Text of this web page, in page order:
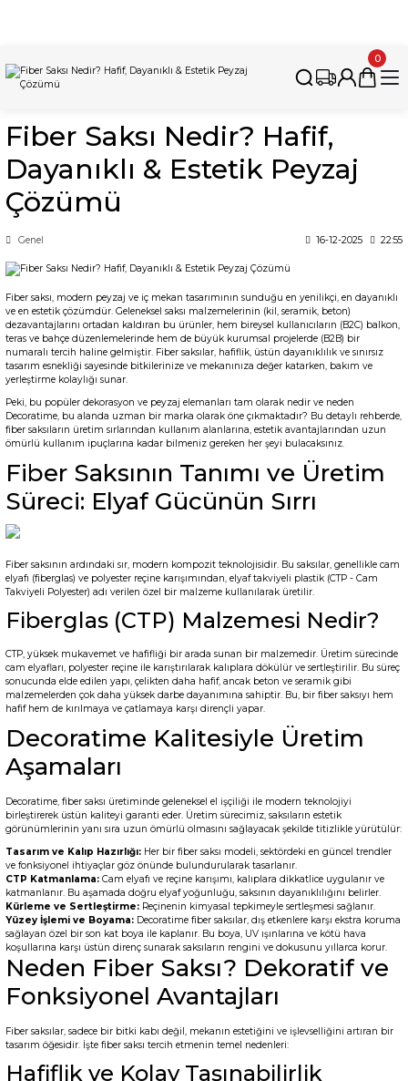
0
Fiber Saksı Nedir? Hafif,
Dayanıklı & Estetik Peyzaj
Çözümü
Genel 16-12-2025 22:55
Fiber saksı, modern peyzaj ve iç mekan tasarımının sunduğu en yenilikçi, en dayanıklı
ve en estetik çözümdür. Geleneksel saksı malzemelerinin (kil, seramik, beton)
dezavantajlarını ortadan kaldıran bu ürünler, hem bireysel kullanıcıların (B2C) balkon,
teras ve bahçe düzenlemelerinde hem de büyük kurumsal projelerde (B2B) bir
numaralı tercih haline gelmiştir. Fiber saksılar, hafiflik, üstün dayanıklılık ve sınırsız
tasarım esnekliği sayesinde bitkilerinize ve mekanınıza değer katarken, bakım ve
yerleştirme kolaylığı sunar.
Peki, bu popüler dekorasyon ve peyzaj elemanları tam olarak nedir ve neden
Decoratime, bu alanda uzman bir marka olarak öne çıkmaktadır? Bu detaylı rehberde,
fiber saksıların üretim sırlarından kullanım alanlarına, estetik avantajlarından uzun
ömürlü kullanım ipuçlarına kadar bilmeniz gereken her şeyi bulacaksınız.
Fiber Saksının Tanımı ve Üretim
Süreci: Elyaf Gücünün Sırrı
Fiber saksının ardındaki sır, modern kompozit teknolojisidir. Bu saksılar, genellikle cam
elyafı (fiberglas) ve polyester reçine karışımından, elyaf takviyeli plastik (CTP - Cam
Takviyeli Polyester) adı verilen özel bir malzeme kullanılarak üretilir.
Fiberglas (CTP) Malzemesi Nedir?
CTP, yüksek mukavemet ve hafifliği bir arada sunan bir malzemedir. Üretim sürecinde
cam elyafları, polyester reçine ile karıştırılarak kalıplara dökülür ve sertleştirilir. Bu süreç
sonucunda elde edilen yapı, çelikten daha hafif, ancak beton ve seramik gibi
malzemelerden çok daha yüksek darbe dayanımına sahiptir. Bu, bir fiber saksıyı hem
hafif hem de kırılmaya ve çatlamaya karşı dirençli yapar.
Decoratime Kalitesiyle Üretim
Aşamaları
Decoratime, fiber saksı üretiminde geleneksel el işçiliği ile modern teknolojiyi
birleştirerek üstün kaliteyi garanti eder. Üretim sürecimiz, saksıların estetik
görünümlerinin yanı sıra uzun ömürlü olmasını sağlayacak şekilde titizlikle yürütülür:
Tasarım ve Kalıp Hazırlığı: Her bir fiber saksı modeli, sektördeki en güncel trendler
ve fonksiyonel ihtiyaçlar göz önünde bulundurularak tasarlanır.
CTP Katmanlama: Cam elyafı ve reçine karışımı, kalıplara dikkatlice uygulanır ve
katmanlanır. Bu aşamada doğru elyaf yoğunluğu, saksının dayanıklılığını belirler.
Kürleme ve Sertleştirme: Reçinenin kimyasal tepkimeyle sertleşmesi sağlanır.
Yüzey İşlemi ve Boyama: Decoratime fiber saksılar, dış etkenlere karşı ekstra koruma
sağlayan özel bir son kat boya ile kaplanır. Bu boya, UV ışınlarına ve kötü hava
koşullarına karşı üstün direnç sunarak saksıların rengini ve dokusunu yıllarca korur.
Neden Fiber Saksı? Dekoratif ve
Fonksiyonel Avantajları
Fiber saksılar, sadece bir bitki kabı değil, mekanın estetiğini ve işlevselliğini artıran bir
tasarım öğesidir. İşte fiber saksı tercih etmenin temel nedenleri:
Hafiflik ve Kolay Taşınabilirlik